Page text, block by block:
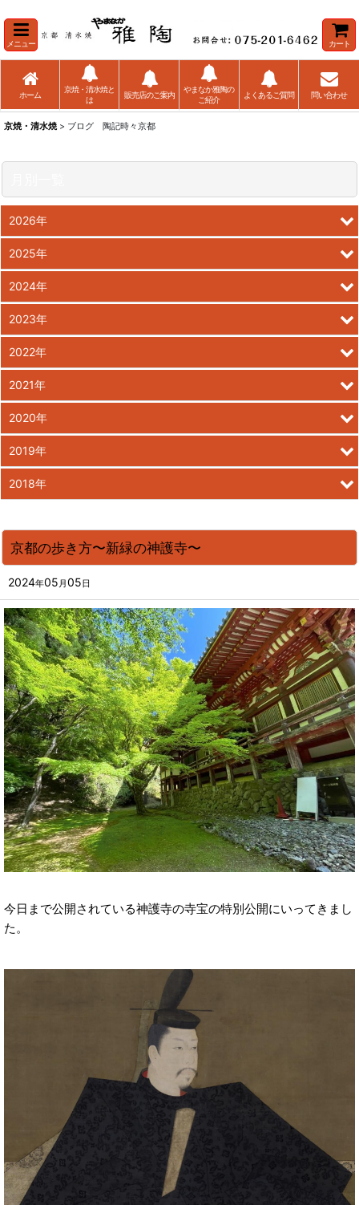
京焼・清水焼> ブログ 陶記時々京都
メニュー カート
ホーム
京焼・清水焼と
は
販売店のご案内
やまなか雅陶の
ご紹介
よくあるご質問 問い合わせ
京都の歩き方〜新緑の神護寺〜
2024年05 月05日
今日まで公開されている神護寺の寺宝の特別公開にいってきまし
た。
2026年
2025年
2024年
2023年
2022年
2021年
2020年
2019年
2018年